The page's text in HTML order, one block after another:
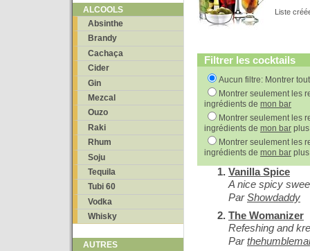
ALCOOLS
Absinthe
Brandy
Cachaça
Cider
Gin
Mezcal
Ouzo
Raki
Rhum
Soju
Tequila
Tubi 60
Vodka
Whisky
AUTRES
Liste
Filtrer les cocktails
Aucun filtre: Montrer
Montrer seulement les
ingrédients de mon bar
Montrer seulement les
ingrédients de mon bar
Montrer seulement les
ingrédients de mon bar
Vanilla Spice
A nice spicy
ParShowdaddy
The Womanizer
Refeshing and
Par